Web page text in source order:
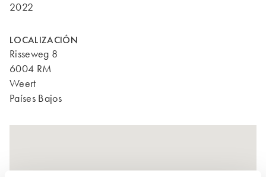
2022
LOCALIZACIÓN
Risseweg 8
6004 RM
Weert
Países Bajos